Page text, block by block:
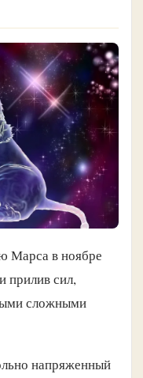
Марса в ноябре
прилив сил,
сложными
напряженный